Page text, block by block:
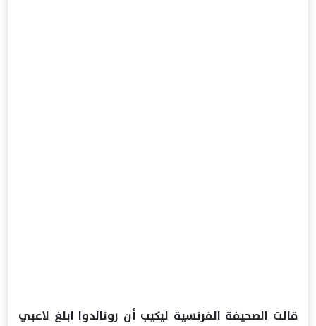
قالت الصحيفة الفرنسية ليكيب أن رونالدوا ابلغ لاعبي